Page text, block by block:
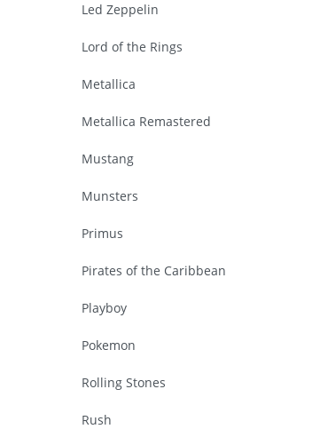
Led Zeppelin
Lord of the Rings
Metallica
Metallica Remastered
Mustang
Munsters
Primus
Pirates of the Caribbean
Playboy
Pokemon
Rolling Stones
Rush